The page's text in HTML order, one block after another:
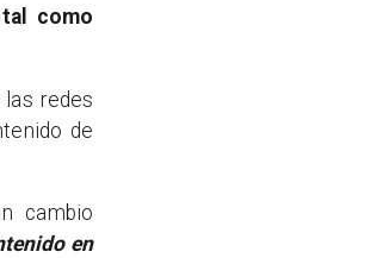
como
redes
de
cambio
en